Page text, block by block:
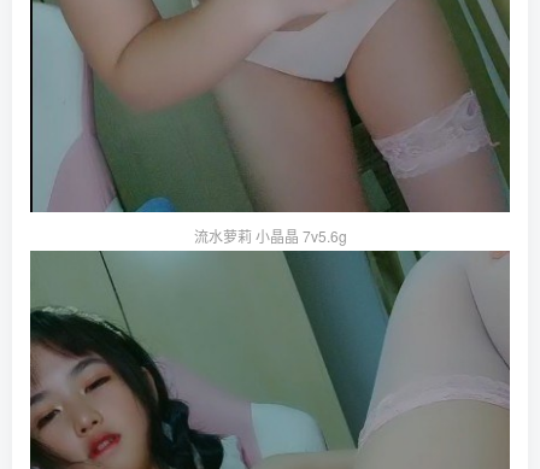
流水萝莉 小晶晶 7v5.6g